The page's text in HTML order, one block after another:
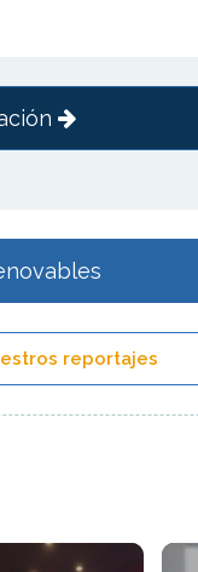
reportajes